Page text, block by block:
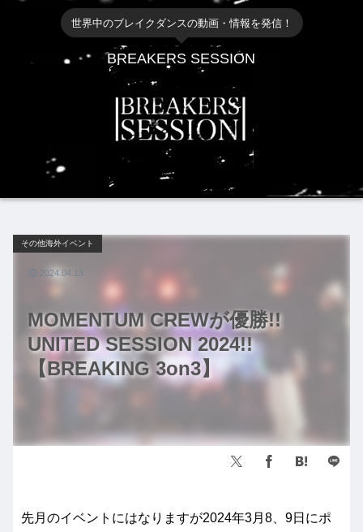
世界中のブレイクダンスの動画・情報を発信！
BREAKERS SESSION
MOMENTUM CREWが優勝!!
UNITED SESSION 2024!!
【BREAKING 3on3】
その他海外イベント
2024.04.13
先月のイベントにはなりますが2024年3月8、9日にポ